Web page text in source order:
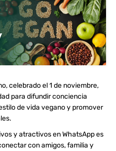
celebrado el 1 de noviembre,
para difundir conciencia
de vida vegano y promover
y atractivos en WhatsApp es
con amigos, familia y